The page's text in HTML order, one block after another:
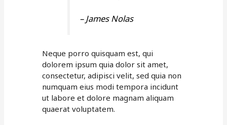
– James Nolas
Neque porro quisquam est, qui
dolorem ipsum quia dolor sit amet,
consectetur, adipisci velit, sed quia non
numquam eius modi tempora incidunt
ut labore et dolore magnam aliquam
quaerat voluptatem.